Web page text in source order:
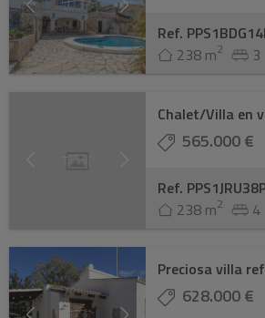
Ref.
238 m2 3
Chalet/Villa en
565.000 €
Ref.
238 m2 4
628.000 €